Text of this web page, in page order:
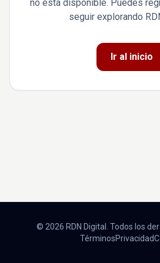
no está disponible. Puedes
seguir explorando
Ir al inicio
© 2026 RDN Digital. Todos los
TérminosPrivacidad